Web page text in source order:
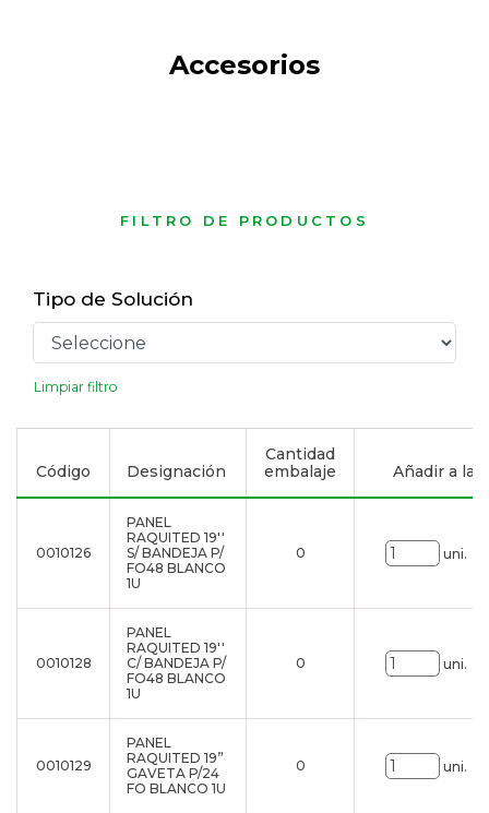
Accesorios
FILTRO DE PRODUCTOS
Tipo de Solución
Limpiar filtro
Código Designación
Cantidad
embalaje
Añadir a la
0010126
PANEL
RAQUITED 19''
S/ BANDEJA P/
FO48 BLANCO
1U
0 uni.
0010128
PANEL
RAQUITED 19''
C/ BANDEJA P/
FO48 BLANCO
1U
0 uni.
0010129
PANEL
RAQUITED 19”
GAVETA P/24
FO BLANCO 1U
0 uni.